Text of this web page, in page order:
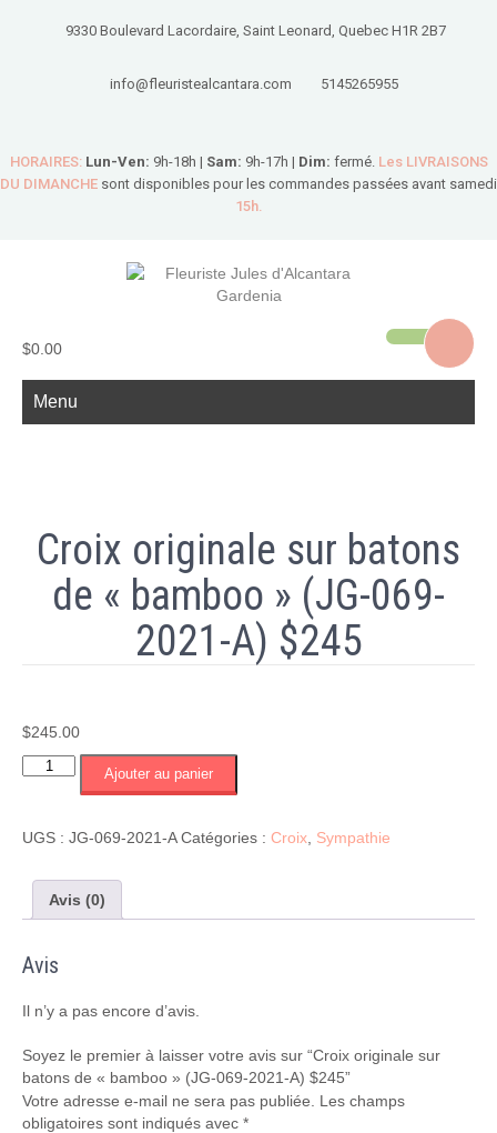
9330 Boulevard Lacordaire, Saint Leonard, Quebec H1R 2B7
info@fleuristealcantara.com 5145265955
HORAIRES: Lun-Ven: 9h-18h | Sam: 9h-17h | Dim: fermé. Les LIVRAISONS
DU DIMANCHE sont disponibles pour les commandes passées avant samedi
15h.
$0.00
Menu
Croix originale sur batons
de « bamboo » (JG-069-
2021-A) $245
$245.00
quantité
originale
"bamboo"
069-
A)
Ajouter au panier
UGS : JG-069-2021-A Catégories : Croix Sympathie
Avis (0)
Avis
Il n’y a pas encore d’avis.
Soyez le premier à laisser votre avis sur “Croix originale sur
batons de « bamboo » (JG-069-2021-A) $245”
Votre adresse e-mail ne sera pas publiée.
Les champs
obligatoires sont indiqués avec *